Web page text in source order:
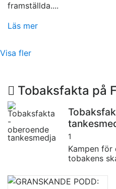
framställda....
Läs mer
Visa fler
Tobaksfakta på
1
Kampen
tobakens